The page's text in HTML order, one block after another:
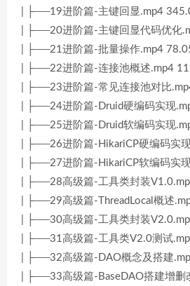
| ├──19进阶篇-主键回显.mp4
| ├──20进阶篇-主键回显代码优化
| ├──21进阶篇-批量操作.mp4
| ├──22进阶篇-连接池概述.mp4
| ├──23进阶篇-常见连接池对比
| ├──24进阶篇-Druid硬编码实现
| ├──25进阶篇-Druid软编码实现
| ├──26进阶篇-HikariCP硬编码实
| ├──27进阶篇-HikariCP软编码实
| ├──28高级篇-工具类封装
| ├──29高级篇-ThreadLocal概述
| ├──30高级篇-工具类封装
| ├──31高级篇-工具类V2.0测试
| ├──32高级篇-DAO概念及搭建
| ├──33高级篇-BaseDAO搭建增删